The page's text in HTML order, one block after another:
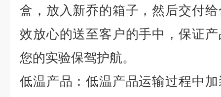
盒，放入新乔的箱子，然后交付
效放心的送至客户的手中，保证
您的实验保驾护航。
低温产品：低温产品运输过程中